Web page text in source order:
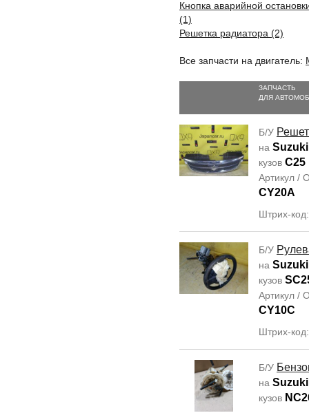
Кнопка аварийной
(1)
Решетка радиатора (2)
Все запчасти на двигатель:
ЗАПЧАСТЬ
ДЛЯ
Б/У
на
кузов C25
Артикул /
CY20A
Штрих-
Б/У
на
кузов
Артикул /
CY10C
Штрих-
Б/У
на
кузов